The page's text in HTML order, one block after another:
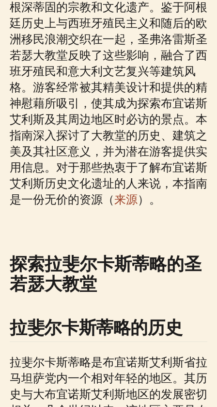
根深蒂固的宗教和文化遗产。鉴于阿根
廷历史上与西班牙殖民主义和随后的欧
洲移民浪潮交织在一起，圣弗洛雷斯圣
若瑟大教堂反映了这些影响，融合了西
班牙殖民和意大利文艺复兴等建筑风
格。游客经常被其精美设计和提供的精
神慰藉所吸引，使其成为探索布宜诺斯
艾利斯及其周边地区时必访的景点。本
指南深入探讨了大教堂的历史、建筑之
美及其社区意义，并为潜在游客提供实
用信息。对于那些热衷于了解布宜诺斯
艾利斯历史文化遗址的人来说，本指南
是一份无价的资源（来源）。
探索拉斐尔卡斯蒂略的圣
若瑟大教堂
拉斐尔卡斯蒂略的历史
拉斐尔卡斯蒂略是布宜诺斯艾利斯省拉
马坦萨党内一个相对年轻的地区。其历
史与大布宜诺斯艾利斯地区的发展密切